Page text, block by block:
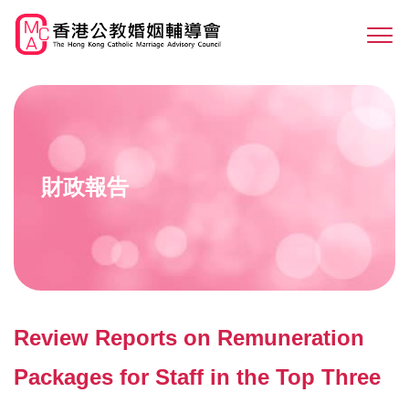
main
財政報告
Review Reports on Remuneration
Packages for Staff in the Top Three